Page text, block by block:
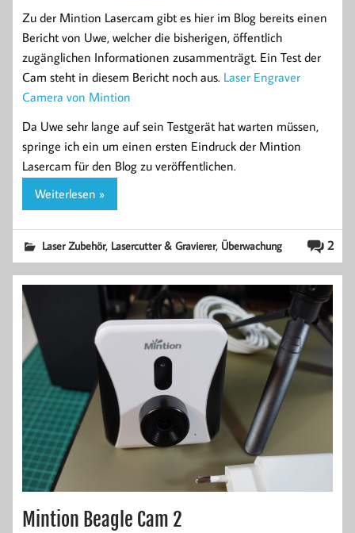
Zu der Mintion Lasercam gibt es hier im Blog bereits einen
Bericht von Uwe, welcher die bisherigen, öffentlich
zugänglichen Informationen zusammenträgt. Ein Test der
Cam steht in diesem Bericht noch aus. Laser Engraver
Camera von Mintion
Da Uwe sehr lange auf sein Testgerät hat warten müssen,
springe ich ein um einen ersten Eindruck der Mintion
Lasercam für den Blog zu veröffentlichen.
Weiterlesen »
2
Laser Zubehör, Lasercutter & Gravierer, Überwachung
Mintion Beagle Cam 2